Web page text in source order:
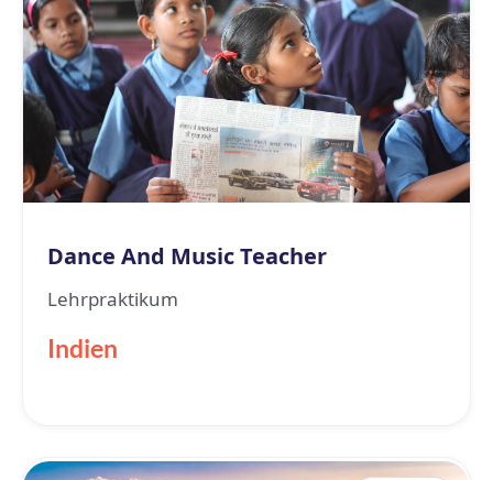
Dance And Music Teacher
Lehrpraktikum
Indien